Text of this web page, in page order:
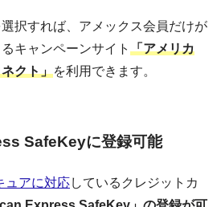
択すれば、アメックス会員だけが
キャンペーンサイト 「アメリカ
クト」を利用できます。
SafeKeyに登録可能
ュアに対応しているクレジットカ